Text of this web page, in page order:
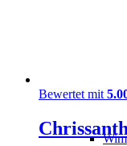
Bewertet mit